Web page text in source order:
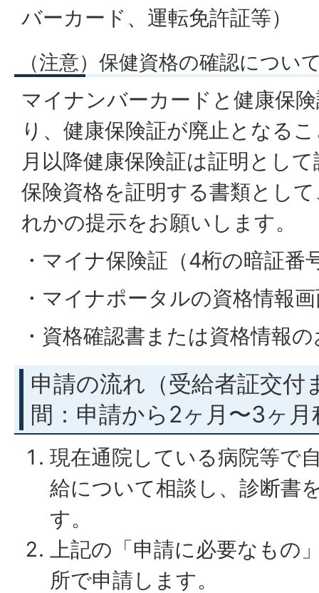
バーカード、運転免許証等）
（注意）保健資格の確認につい
マイナンバーカードと健康保
り、健康保険証が廃止となる
月以降健康保険証は証明とし
保険資格を証明する書類とし
れかの提示をお願いします。
・マイナ保険証（4桁の暗証番
・マイナポータルの資格情報
・資格確認書または資格情報
申請の流れ（受給者証交付
間：申請から2ヶ月〜3ヶ月
現在通院している病院等で
給について相談し、診断書
す。
上記の「申請に必要なもの
所で申請します。